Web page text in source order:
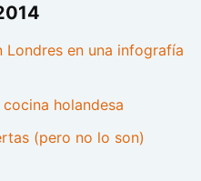
en una infografía
holandesa
(pero no lo son)